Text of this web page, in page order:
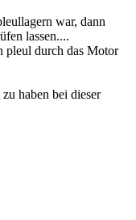
war, dann
lassen....
pleul durch das Motor
haben bei dieser